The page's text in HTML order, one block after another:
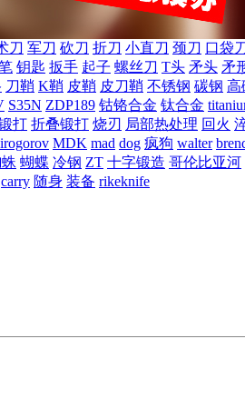
刀 军刀 砍刀 折刀 小直刀 颈刀 口袋
钥匙 扳手 起子 螺丝刀 T头 矛头 矛
刀鞘 K鞘 皮鞘 皮刀鞘 不锈钢 碳钢 高
S35N ZDP189 钴铬合金 钛合金
打 折叠锻打 烧刃 局部热处理 回火
MDK mad dog 疯狗 walter
蝴蝶 冷钢 ZT 十字锻造 哥伦比亚河
carry 随身 装备 rikeknife